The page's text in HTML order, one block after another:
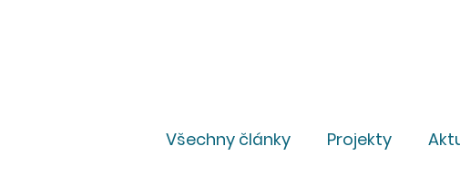
Všechny články Projekty